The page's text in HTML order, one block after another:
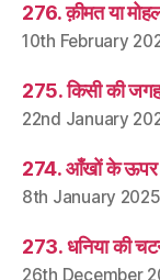
276. क़ीमत या
10th February
275. किसी की
22nd January
274. आँखों के ऊपर
8th January 2025
273. धनिया की
26th December